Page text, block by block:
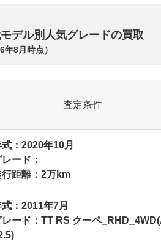
デル別人気グレードの買取
年8月 時点）
査定条件
：2020年10月
ード：
行距離：2万km
：2011年7月
レード：TT RS クーペ